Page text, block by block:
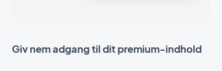
Giv nem adgang til dit premium-indhold